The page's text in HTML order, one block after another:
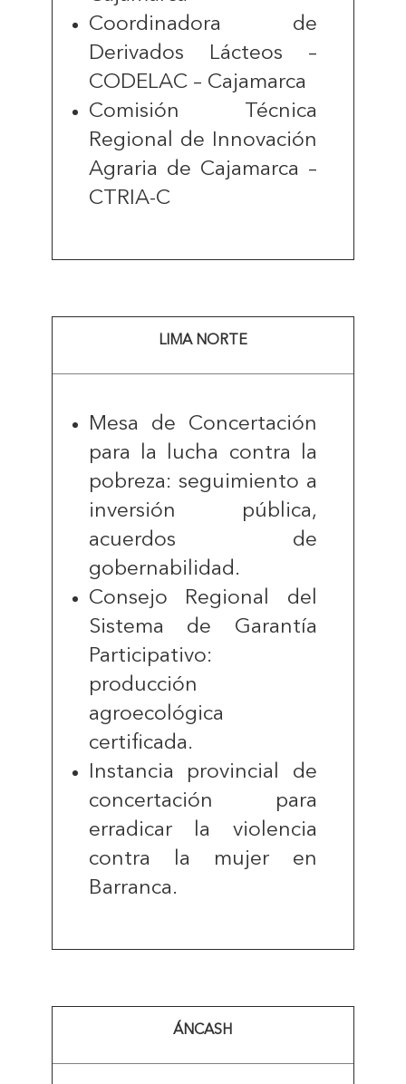
Coordinadora de
Derivados Lácteos –
CODELAC – Cajamarca
Comisión Técnica
Regional de Innovación
Agraria de Cajamarca –
CTRIA-C
LIMA NORTE
Mesa de Concertación
para la lucha contra la
pobreza: seguimiento a
inversión pública,
acuerdos de
gobernabilidad.
Consejo Regional del
Sistema de Garantía
Participativo:
producción
agroecológica
certificada.
Instancia provincial de
concertación para
erradicar la violencia
contra la mujer en
Barranca.
ÁNCASH